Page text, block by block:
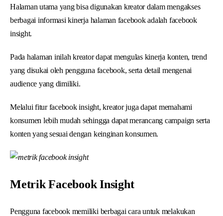
Halaman utama yang bisa digunakan kreator dalam mengakses
berbagai informasi kinerja halaman facebook adalah facebook
insight.
Pada halaman inilah kreator dapat mengulas kinerja konten, trend
yang disukai oleh pengguna facebook, serta detail mengenai
audience yang dimiliki.
Melalui fitur facebook insight, kreator juga dapat memahami
konsumen lebih mudah sehingga dapat merancang campaign serta
konten yang sesuai dengan keinginan konsumen.
Metrik Facebook Insight
Pengguna facebook memiliki berbagai cara untuk melakukan